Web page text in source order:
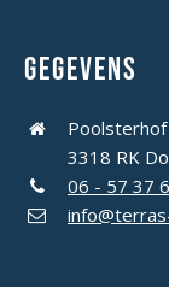
Gegevens
3318 RK
06 - 57 37